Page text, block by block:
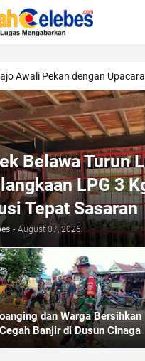
Belawa Turun
LPG 3
Tepat Sasaran
- August 07, 2026
dan Warga Bersihkan
Banjir di Dusun Cinaga